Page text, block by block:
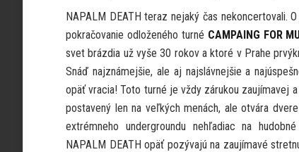
NAPALM DEATH teraz nejaký čas nekoncertovali.
pokračovanie odloženého turné CAMPAING FOR
svet brázdia už vyše 30 rokov a ktoré v Prahe
Snáď najznámejšie, ale aj najslávnejšie a
opäť vracia! Toto turné je vždy zárukou zaujímavej
postavený len na veľkých menách, ale otvára
extrémneho undergroundu nehľadiac na
NAPALM DEATH opäť pozývajú na zaujímavé